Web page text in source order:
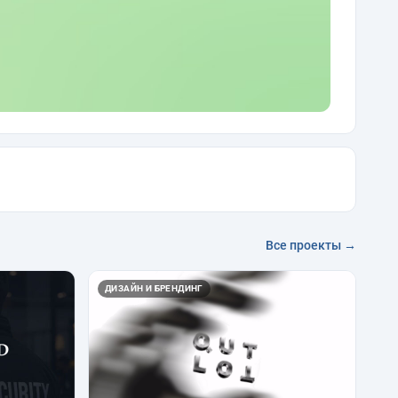
Все проекты →
ДИЗАЙН И БРЕНДИНГ